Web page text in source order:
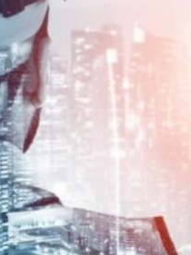
nước về kiểm toán
quốc tế
Kiểm toán
kiểm toán
số (Digital Audit)